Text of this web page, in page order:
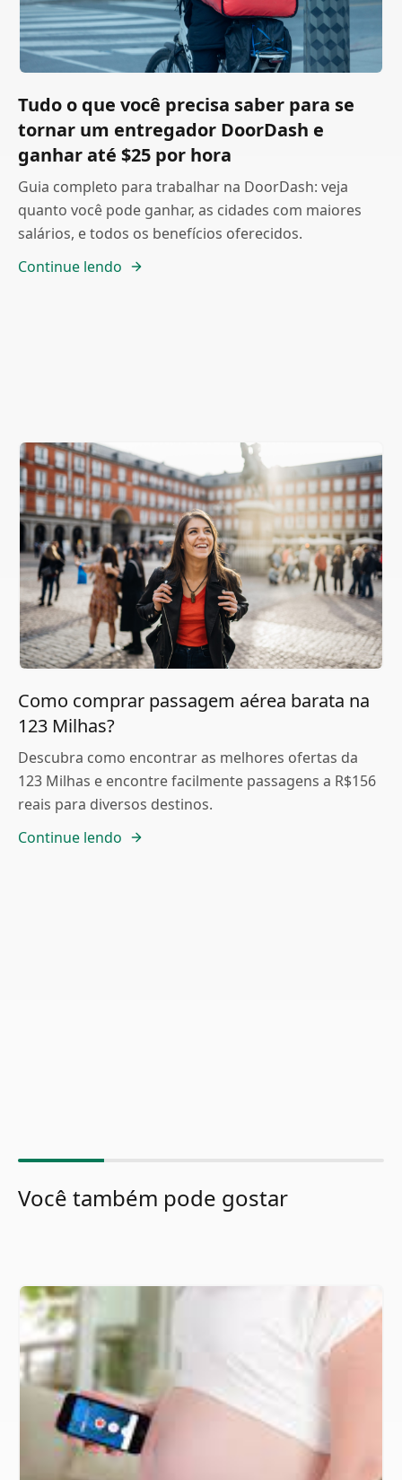
Tudo o que você precisa saber para se
tornar um entregador DoorDash e
ganhar até $25 por hora
Guia completo para trabalhar na DoorDash: veja
quanto você pode ganhar, as cidades com maiores
salários, e todos os benefícios oferecidos.
Continue lendo
Como comprar passagem aérea barata na
123 Milhas?
Descubra como encontrar as melhores ofertas da
123 Milhas e encontre facilmente passagens a R$156
reais para diversos destinos.
Continue lendo
Você também pode gostar